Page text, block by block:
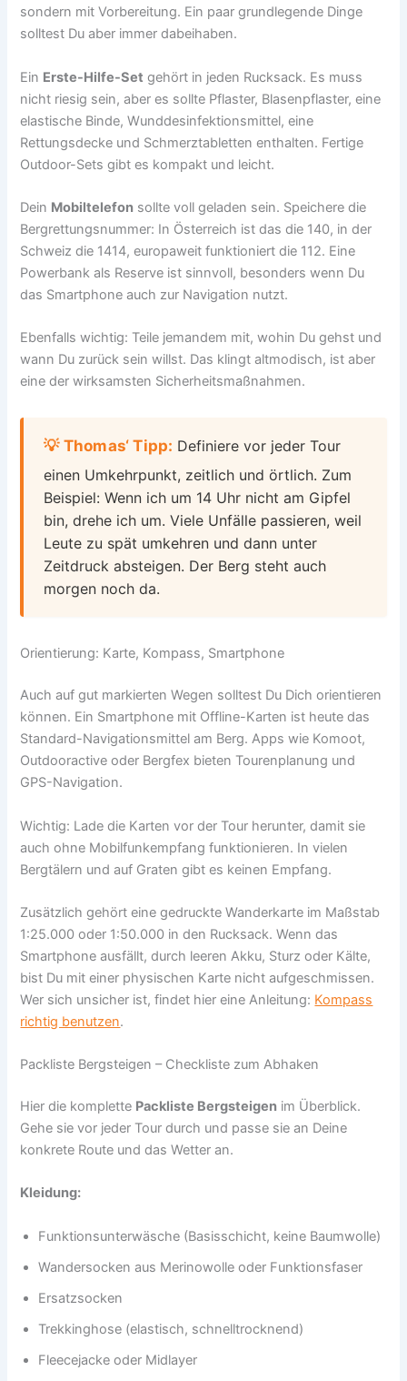
sondern mit Vorbereitung. Ein paar grundlegende Dinge
solltest Du aber immer dabeihaben.
Ein Erste-Hilfe-Set gehört in jeden Rucksack. Es muss
nicht riesig sein, aber es sollte Pflaster, Blasenpflaster, eine
elastische Binde, Wunddesinfektionsmittel, eine
Rettungsdecke und Schmerztabletten enthalten. Fertige
Outdoor-Sets gibt es kompakt und leicht.
Dein Mobiltelefon sollte voll geladen sein. Speichere die
Bergrettungsnummer: In Österreich ist das die 140, in der
Schweiz die 1414, europaweit funktioniert die 112. Eine
Powerbank als Reserve ist sinnvoll, besonders wenn Du
das Smartphone auch zur Navigation nutzt.
Ebenfalls wichtig: Teile jemandem mit, wohin Du gehst und
wann Du zurück sein willst. Das klingt altmodisch, ist aber
eine der wirksamsten Sicherheitsmaßnahmen.
💡 Thomas‘ Tipp: Definiere vor jeder Tour
einen Umkehrpunkt, zeitlich und örtlich. Zum
Beispiel: Wenn ich um 14 Uhr nicht am Gipfel
bin, drehe ich um. Viele Unfälle passieren, weil
Leute zu spät umkehren und dann unter
Zeitdruck absteigen. Der Berg steht auch
morgen noch da.
Orientierung: Karte, Kompass, Smartphone
Auch auf gut markierten Wegen solltest Du Dich orientieren
können. Ein Smartphone mit Offline-Karten ist heute das
Standard-Navigationsmittel am Berg. Apps wie Komoot,
Outdooractive oder Bergfex bieten Tourenplanung und
GPS-Navigation.
Wichtig: Lade die Karten vor der Tour herunter, damit sie
auch ohne Mobilfunkempfang funktionieren. In vielen
Bergtälern und auf Graten gibt es keinen Empfang.
Zusätzlich gehört eine gedruckte Wanderkarte im Maßstab
1:25.000 oder 1:50.000 in den Rucksack. Wenn das
Smartphone ausfällt, durch leeren Akku, Sturz oder Kälte,
bist Du mit einer physischen Karte nicht aufgeschmissen.
Wer sich unsicher ist, findet hier eine Anleitung: Kompass
richtig benutzen.
Packliste Bergsteigen – Checkliste zum Abhaken
Hier die komplette Packliste Bergsteigen im Überblick.
Gehe sie vor jeder Tour durch und passe sie an Deine
konkrete Route und das Wetter an.
Kleidung:
Funktionsunterwäsche (Basisschicht, keine Baumwolle)
Wandersocken aus Merinowolle oder Funktionsfaser
Ersatzsocken
Trekkinghose (elastisch, schnelltrocknend)
Fleecejacke oder Midlayer